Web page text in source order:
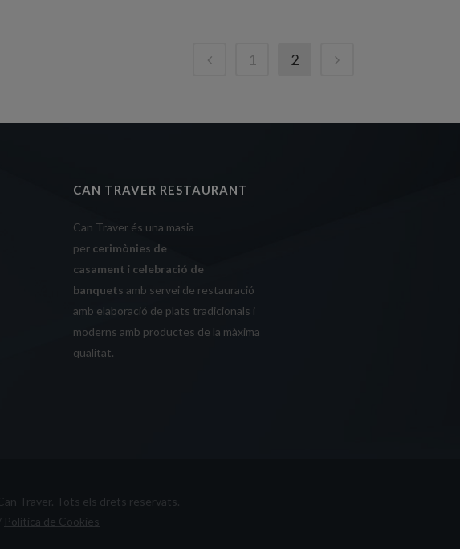
1 2
CAN TRAVER RESTAURANT
Can Traver és una masia
per cerimònies de
casament i celebració de
banquets amb servei de restauració
amb elaboració de plats tradicionals i
moderns amb productes de la màxima
qualitat.
Traver. Tots els drets reservats.
Política de Cookies